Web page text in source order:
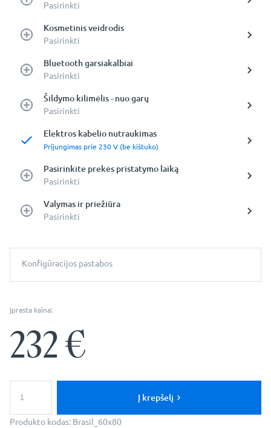
Pasirinkti
Kosmetinis veidrodis
Pasirinkti
Bluetooth garsiakalbiai
Pasirinkti
Šildymo kilimėlis - nuo garų
Pasirinkti
Elektros kabelio nutraukimas
Prijungimas prie 230 V (be kištuko)
Pasirinkite prekės pristatymo laiką
Pasirinkti
Valymas ir priežiūra
Pasirinkti
Konfigūracijos pastabos
Įprasta kaina:
232€
kiekis:
Vonios
Į krepšelį
Produkto kodas: Brasil_60x80